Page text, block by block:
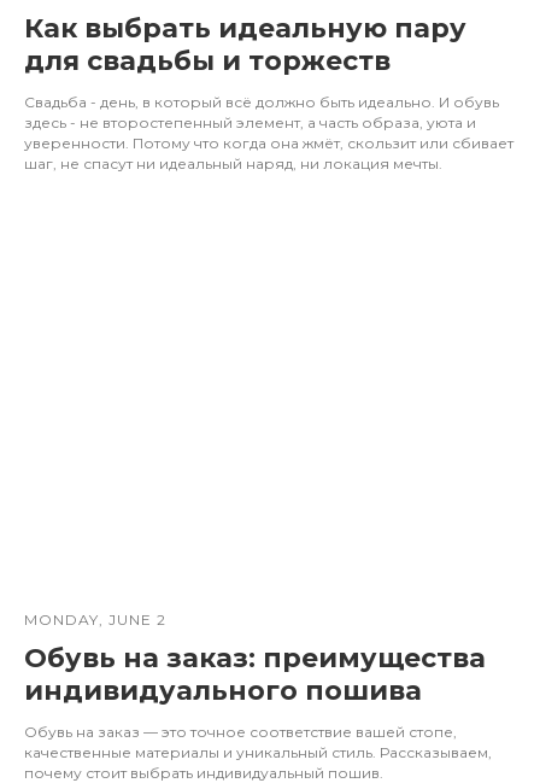
Как выбрать идеальную пару
для свадьбы и торжеств
Свадьба - день, в который всё должно быть идеально. И обувь
здесь - не второстепенный элемент, а часть образа, уюта и
уверенности. Потому что когда она жмёт, скользит или сбивает
шаг, не спасут ни идеальный наряд, ни локация мечты.
MONDAY, JUNE 2
Обувь на заказ: преимущества
индивидуального пошива
Обувь на заказ — это точное соответствие вашей стопе,
качественные материалы и уникальный стиль. Рассказываем,
почему стоит выбрать индивидуальный пошив.